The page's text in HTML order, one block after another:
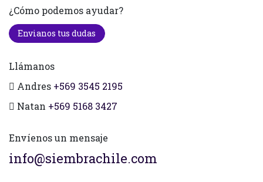
¿Cómo podemos ayudar?
Envianos tus dudas
Llámanos
Andres +569 3545 2195
Natan +569 5168 3427
Envíenos un mensaje
info@siembrachile.com